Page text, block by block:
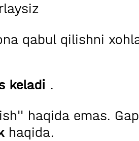
qabul qilishni
keladi .
haqida emas. Gap
haqida.